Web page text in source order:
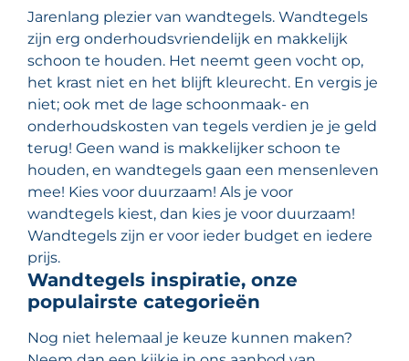
Jarenlang plezier van wandtegels. Wandtegels
zijn erg onderhoudsvriendelijk en makkelijk
schoon te houden. Het neemt geen vocht op,
het krast niet en het blijft kleurecht. En vergis je
niet; ook met de lage schoonmaak- en
onderhoudskosten van tegels verdien je je geld
terug! Geen wand is makkelijker schoon te
houden, en wandtegels gaan een mensenleven
mee! Kies voor duurzaam! Als je voor
wandtegels kiest, dan kies je voor duurzaam!
Wandtegels zijn er voor ieder budget en iedere
prijs.
Wandtegels inspiratie, onze
populairste categorieën
Nog niet helemaal je keuze kunnen maken?